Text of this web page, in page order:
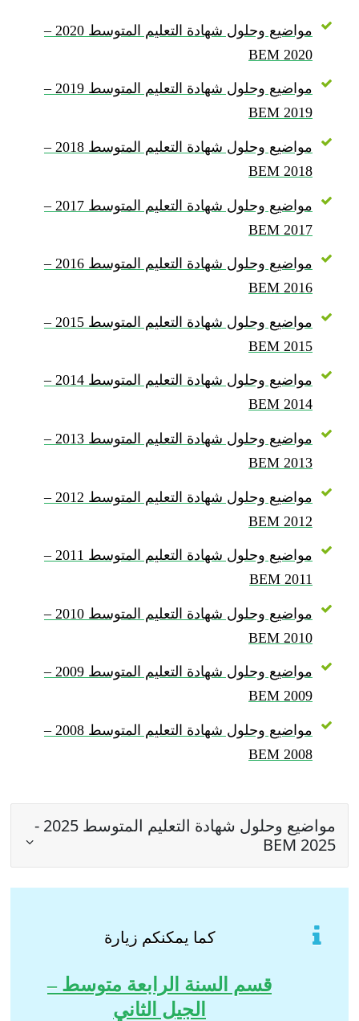
مواضيع وحلول شهادة التعليم المتوسط 2020 –
BEM 2020
مواضيع وحلول شهادة التعليم المتوسط 2019 –
BEM 2019
مواضيع وحلول شهادة التعليم المتوسط 2018 –
BEM 2018
مواضيع وحلول شهادة التعليم المتوسط 2017 –
BEM 2017
مواضيع وحلول شهادة التعليم المتوسط 2016 –
BEM 2016
مواضيع وحلول شهادة التعليم المتوسط 2015 –
BEM 2015
مواضيع وحلول شهادة التعليم المتوسط 2014 –
BEM 2014
مواضيع وحلول شهادة التعليم المتوسط 2013 –
BEM 2013
مواضيع وحلول شهادة التعليم المتوسط 2012 –
BEM 2012
مواضيع وحلول شهادة التعليم المتوسط 2011 –
BEM 2011
مواضيع وحلول شهادة التعليم المتوسط 2010 –
BEM 2010
مواضيع وحلول شهادة التعليم المتوسط 2009 –
BEM 2009
مواضيع وحلول شهادة التعليم المتوسط 2008 –
BEM 2008
مواضيع وحلول شهادة التعليم المتوسط 2025 -
BEM 2025
كما يمكنكم زيارة
قسم السنة الرابعة متوسط –
الجيل الثاني